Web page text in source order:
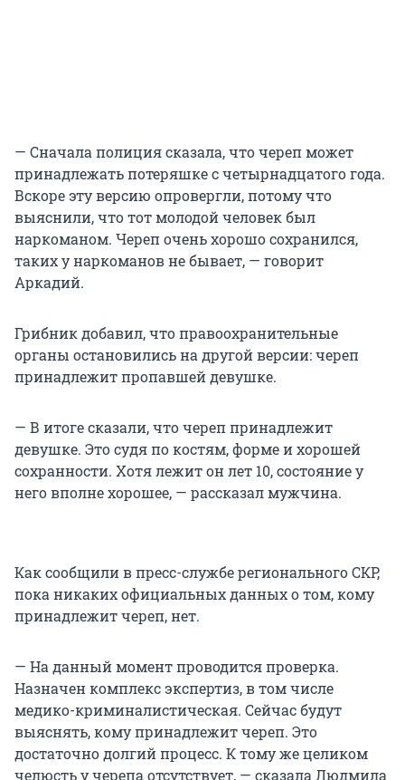
— Сначала полиция сказала, что череп может
принадлежать потеряшке с четырнадцатого года.
Вскоре эту версию опровергли, потому что
выяснили, что тот молодой человек был
наркоманом. Череп очень хорошо сохранился,
таких у наркоманов не бывает, — говорит
Аркадий.
Грибник добавил, что правоохранительные
органы остановились на другой версии: череп
принадлежит пропавшей девушке.
— В итоге сказали, что череп принадлежит
девушке. Это судя по костям, форме и хорошей
сохранности. Хотя лежит он лет 10, состояние у
него вполне хорошее, — рассказал мужчина.
Как сообщили в пресс-службе регионального СКР,
пока никаких официальных данных о том, кому
принадлежит череп, нет.
— На данный момент проводится проверка.
Назначен комплекс экспертиз, в том числе
медико-криминалистическая. Сейчас будут
выяснять, кому принадлежит череп. Это
достаточно долгий процесс. К тому же целиком
челюсть у черепа отсутствует, — сказала Людмила